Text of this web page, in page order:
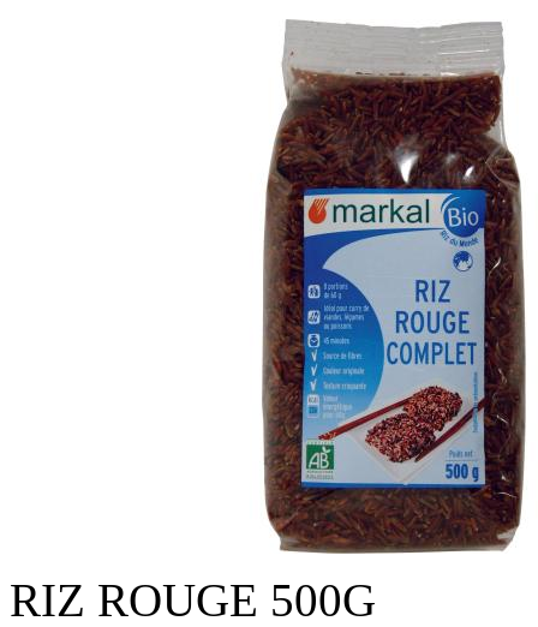
RIZ ROUGE 500G